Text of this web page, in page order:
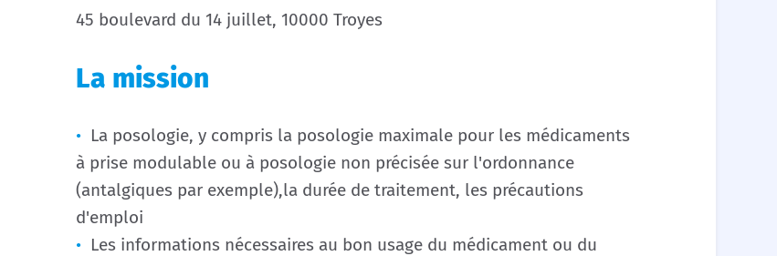
45 boulevard du 14 juillet, 10000 Troyes
La mission
La posologie, y compris la posologie maximale pour les médicaments
à prise modulable ou à posologie non précisée sur l'ordonnance
(antalgiques par exemple),la durée de traitement, les précautions
d'emploi
Les informations nécessaires au bon usage du médicament ou du